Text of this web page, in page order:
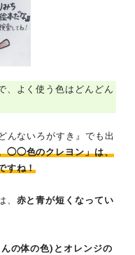
、よく使う色はどんどん
んないろがすき』でも出
◯◯色のクレヨン」は、
すね！
、 赤と青が短くなってい
の体の色)とオレンジの